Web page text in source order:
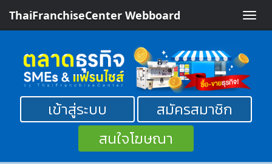
Toggle
ThaiFranchiseCenter Webboard
เข้าสู่ระบบ
สมัครสมาชิก
สนใจโฆษณา